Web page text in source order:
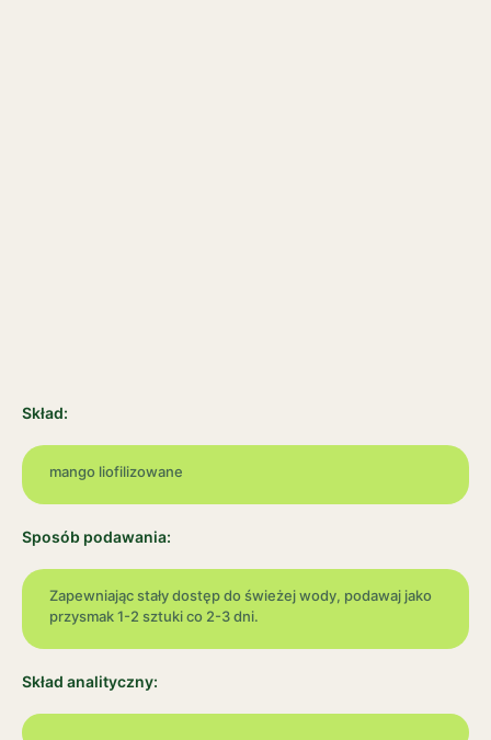
Skład:
mango liofilizowane
Sposób podawania:
Zapewniając stały dostęp do świeżej wody, podawaj jako
przysmak 1-2 sztuki co 2-3 dni.
Skład analityczny: